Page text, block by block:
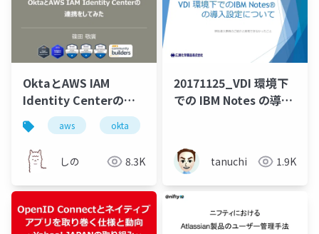
OktaとAWS IAM
Identity Centerの連
携をしてみた
aws okta
しの 8.3K
20171125_VDI 環境下
での IBM Notes の導入
tanuchi 1.9K